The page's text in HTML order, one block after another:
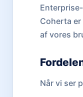
Coherta
af vores
Når vi ser